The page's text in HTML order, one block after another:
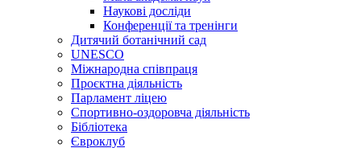
Наукові досліди
Конференції та тренінги
Дитячий ботанічний сад
UNESCO
Міжнародна співпраця
Проєктна діяльність
Парламент ліцею
Спортивно-оздоровча діяльність
Бібліотека
Євроклуб